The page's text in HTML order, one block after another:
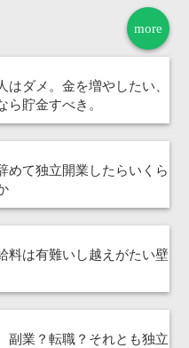
more
はダメ。金を増やしたい、
ら貯金すべき。
めて独立開業したらいくら
料は有難いし越えがたい壁
副業？転職？それとも独立